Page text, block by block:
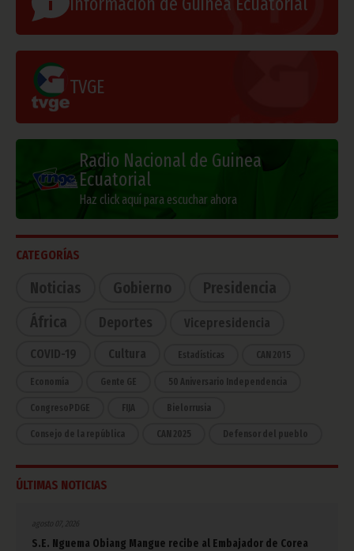
TVGE
Radio Nacional de Guinea
Ecuatorial
Haz click aquí para escuchar ahora
CATEGORÍAS
Noticias Gobierno
Presidencia
África
Deportes Vicepresidencia
COVID-19 Cultura Estadísticas CAN 2015
Economía Gente GE 50 Aniversario Independencia
CongresoPDGE FIJA Bielorrusia
Consejo de la república CAN 2025 Defensor del pueblo
ÚLTIMAS NOTICIAS
agosto 07, 2026
S.E. Nguema Obiang Mangue recibe al Embajador de Corea